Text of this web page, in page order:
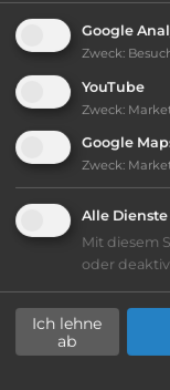
Ausstattung
bis 20,-
Lage: schön
Google
Zweck:
YouTube
Zweck:
Google
Zweck:
Alle
Mit diesem
oder
Ich lehne
ab